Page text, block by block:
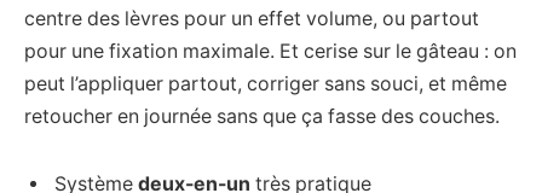
centre des lèvres pour un effet volume, ou partout
pour une fixation maximale. Et cerise sur le gâteau : on
peut l’appliquer partout, corriger sans souci, et même
retoucher en journée sans que ça fasse des couches.
Système deux-en-un très pratique